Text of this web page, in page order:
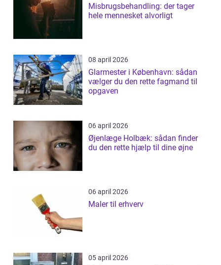
Misbrugsbehandling: der tager
hele mennesket alvorligt
08 april 2026
Glarmester i København: sådan
vælger du den rette fagmand til
opgaven
06 april 2026
Øjenlæge Holbæk: sådan finder
du den rette hjælp til dine øjne
06 april 2026
Maler til erhverv
05 april 2026